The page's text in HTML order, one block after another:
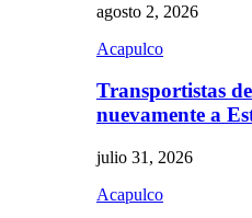
agosto 2, 2026
Acapulco
Transportistas
nuevamente a
julio 31, 2026
Acapulco